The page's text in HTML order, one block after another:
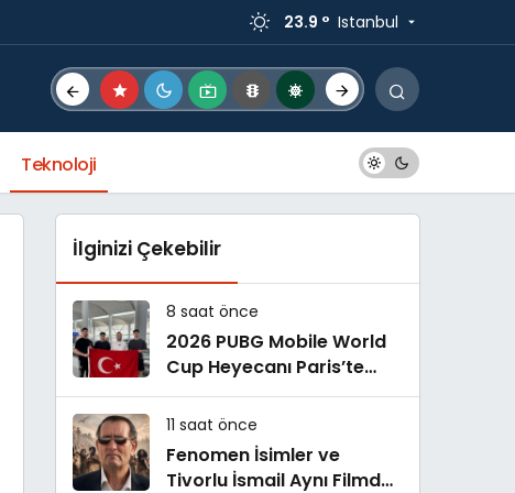
23.9 ° Istanbul
Teknoloji
İlginizi Çekebilir
8 saat önce
2026 PUBG Mobile World
Cup Heyecanı Paris’te
Başlıyor
11 saat önce
Fenomen İsimler ve
Tivorlu İsmail Aynı Filmde